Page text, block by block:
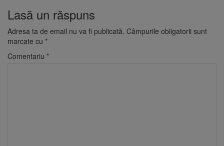
Lasă un răspuns
Adresa ta de email nu va fi publicată. Câmpurile obligatorii sunt
marcate cu *
Comentariu *